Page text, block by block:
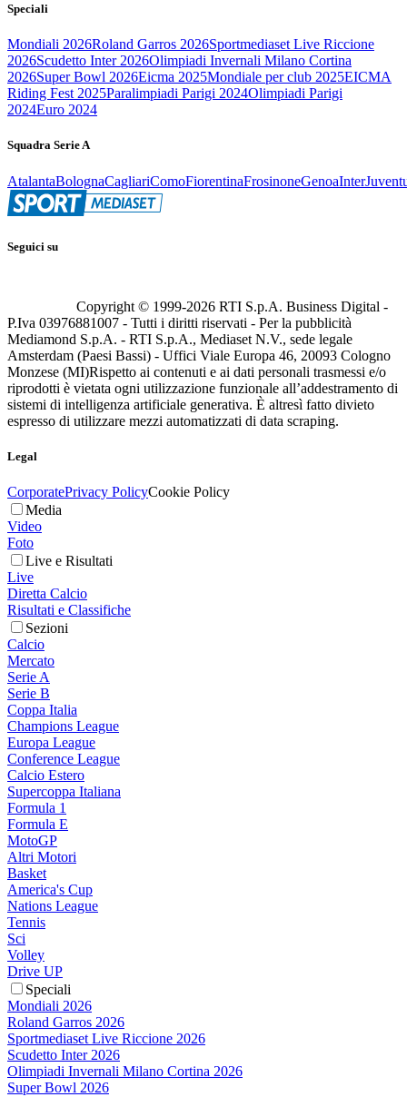
Speciali
Mondiali 2026Roland Garros 2026Sportmediaset Live Riccione
2026Scudetto Inter 2026Olimpiadi Invernali Milano Cortina
2026Super Bowl 2026Eicma 2025Mondiale per club 2025EICMA
Riding Fest 2025Paralimpiadi Parigi 2024Olimpiadi Parigi
2024Euro 2024
Squadra Serie A
AtalantaBolognaCagliariComoFiorentinaFrosinoneGenoaInter
Seguici su
Copyright © 1999-2026 RTI S.p.A. Business Digital -
P.Iva 03976881007 - Tutti i diritti riservati - Per la pubblicità
Mediamond S.p.A. - RTI S.p.A., Mediaset N.V., sede legale
Amsterdam (Paesi Bassi) - Uffici Viale Europa 46, 20093 Cologno
Monzese (MI)Rispetto ai contenuti e ai dati personali trasmessi e/o
riprodotti è vietata ogni utilizzazione funzionale all’addestramento di
sistemi di intelligenza artificiale generativa. È altresì fatto divieto
espresso di utilizzare mezzi automatizzati di data scraping.
Legal
CorporatePrivacy PolicyCookie Policy
Media
Video
Foto
Live e Risultati
Live
Diretta Calcio
Risultati e Classifiche
Sezioni
Calcio
Mercato
Serie A
Serie B
Coppa Italia
Champions League
Europa League
Conference League
Calcio Estero
Supercoppa Italiana
Formula 1
Formula E
MotoGP
Altri Motori
Basket
America's Cup
Nations League
Tennis
Sci
Volley
Drive UP
Speciali
Mondiali 2026
Roland Garros 2026
Sportmediaset Live Riccione 2026
Scudetto Inter 2026
Olimpiadi Invernali Milano Cortina 2026
Super Bowl 2026